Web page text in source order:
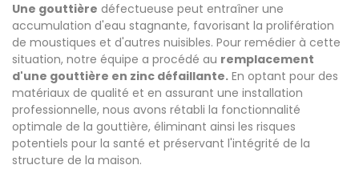
Une gouttière défectueuse peut entraîner une
accumulation d'eau stagnante, favorisant la prolifération
de moustiques et d'autres nuisibles. Pour remédier à cette
situation, notre équipe a procédé au remplacement
d'une gouttière en zinc défaillante. En optant pour des
matériaux de qualité et en assurant une installation
professionnelle, nous avons rétabli la fonctionnalité
optimale de la gouttière, éliminant ainsi les risques
potentiels pour la santé et préservant l'intégrité de la
structure de la maison.